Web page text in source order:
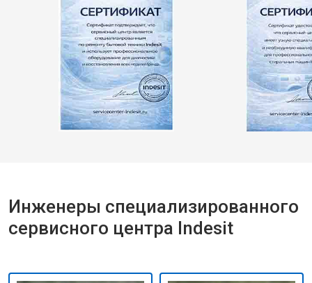
Инженеры специализированного
сервисного центра Indesit